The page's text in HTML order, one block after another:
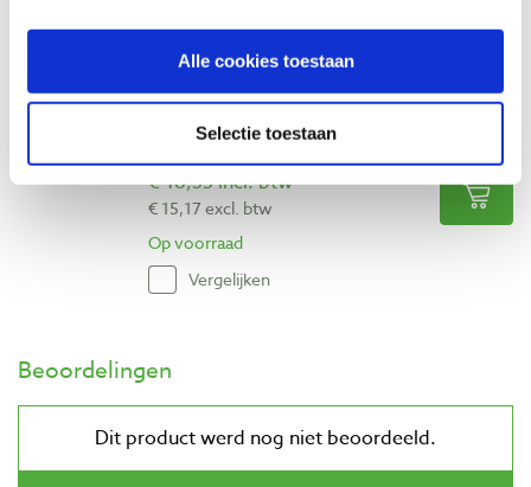
Alle cookies toestaan
Selectie toestaan
Kreg plakmeetlint 3500 mm links naar
rechts
Artikelnummer: 31619
€ 18,35 incl. btw
€ 15,17 excl. btw
Op voorraad
Vergelijken
Beoordelingen